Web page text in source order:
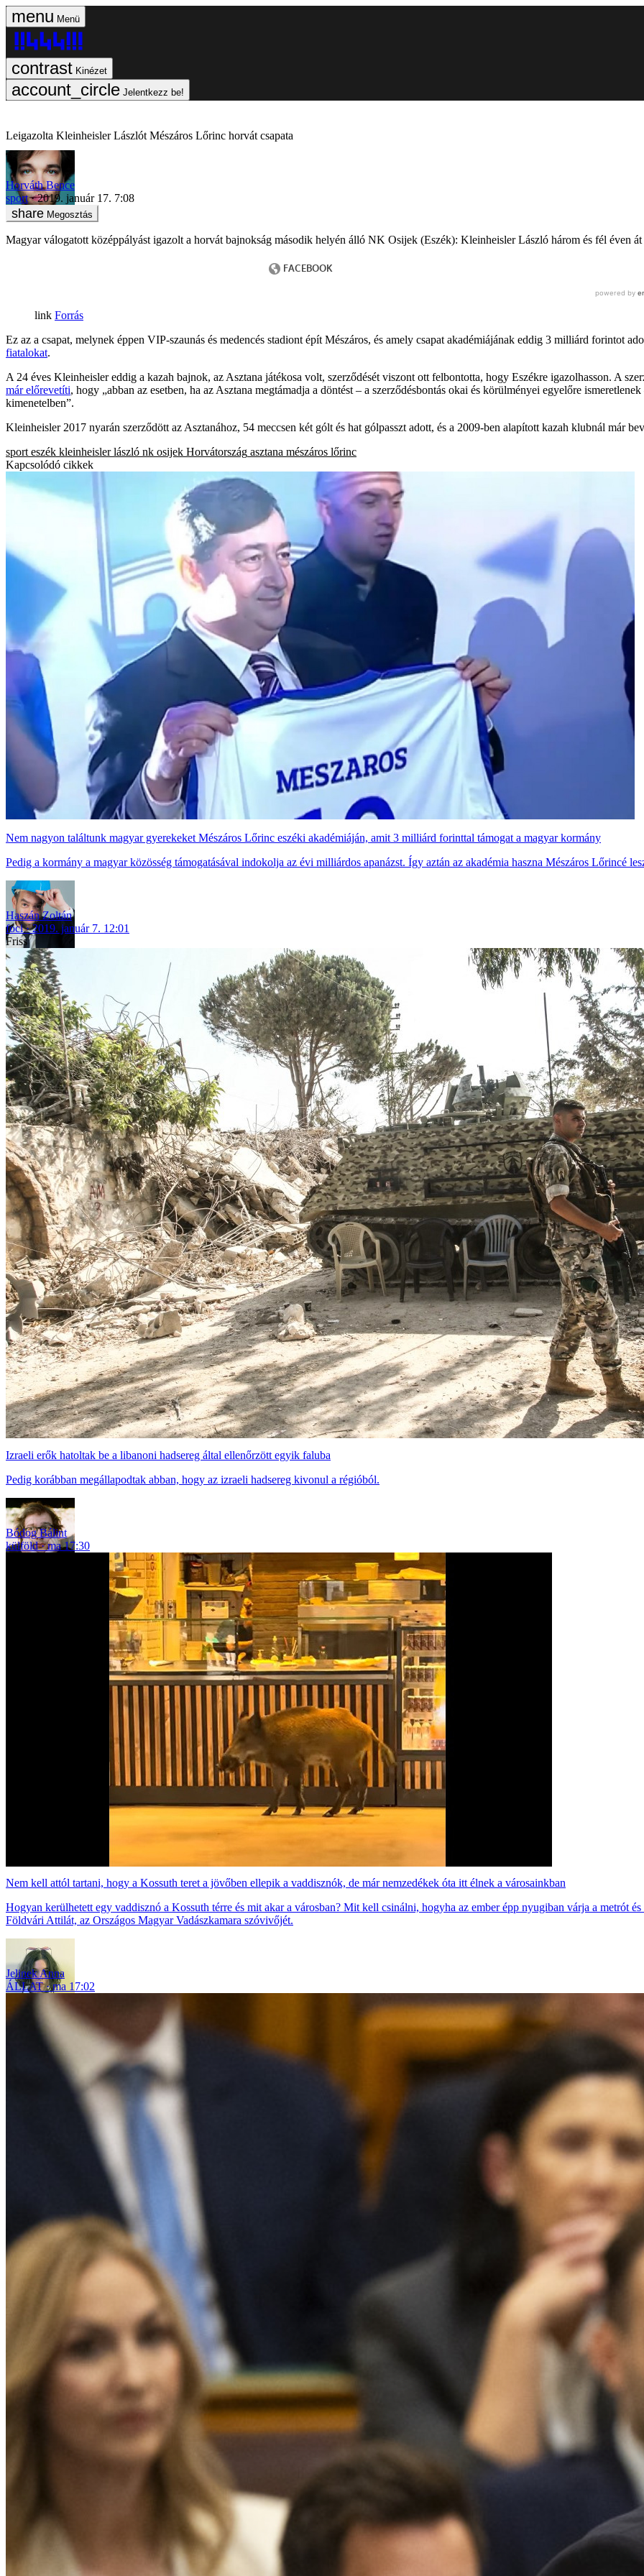
Menü
Kinézet
Jelentkezz be!
Leigazolta Kleinheisler Lászlót Mészáros Lőrinc horvát csapata
Horváth Bence
sport
2019. január 17. 7:08
Megosztás
Magyar válogatott középpályást igazolt a horvát bajnokság második helyén álló NK Osijek (Eszék): Kleinheisler László három és fél éven
Forrás
Ez az a csapat, melynek éppen VIP-szaunás és medencés stadiont épít Mészáros, és amely csapat akadémiájának eddig 3 milliárd forintot
fiatalokat.
A 24 éves Kleinheisler eddig a kazah bajnok, az Asztana játékosa volt, szerződését viszont ott felbontotta, hogy Eszékre igazolhasson. A
már előrevetíti, hogy „abban az esetben, ha az Asztana megtámadja a döntést – a szerződésbontás okai és körülményei egyelőre
kimenetelben”.
Kleinheisler 2017 nyarán szerződött az Asztanához, 54 meccsen két gólt és hat gólpasszt adott, és a 2009-ben alapított kazah klubnál már
sport eszék kleinheisler lászló nk osijek Horvátország asztana mészáros lőrinc
Kapcsolódó cikkek
Nem nagyon találtunk magyar gyerekeket Mészáros Lőrinc eszéki akadémiáján, amit 3 milliárd forinttal támogat a magyar kormány
Pedig a kormány a magyar közösség támogatásával indokolja az évi milliárdos apanázst. Így aztán az akadémia haszna Mészáros Lőrincé
Haszán Zoltán
foci
2019. január 7. 12:01
Friss
Izraeli erők hatoltak be a libanoni hadsereg által ellenőrzött egyik faluba
Pedig korábban megállapodtak abban, hogy az izraeli hadsereg kivonul a régióból.
Bódog Bálint
külföld
ma 17:30
Nem kell attól tartani, hogy a Kossuth teret a jövőben ellepik a vaddisznók, de már nemzedékek óta itt élnek a városainkban
Hogyan kerülhetett egy vaddisznó a Kossuth térre és mit akar a városban? Mit kell csinálni, hogyha az ember épp nyugiban várja a metrót
Földvári Attilát, az Országos Magyar Vadászkamara szóvivőjét.
Jelinek Anna
ÁLLAT
ma 17:02